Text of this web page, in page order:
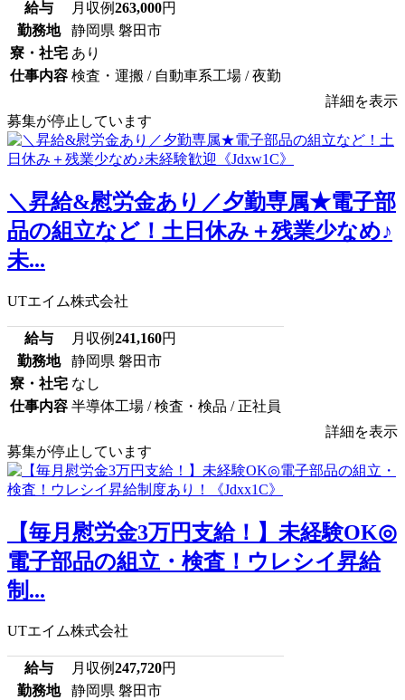
給与 月収例263,000円
勤務地
静岡県 磐田市
寮・社宅 あり
仕事内容 検査・運搬 / 自動車系工場 / 夜勤
詳細を表示
募集が停止しています
＼昇給&慰労金あり／夕勤専属★電子部
品の組立など！土日休み＋残業少なめ♪
未...
UTエイム株式会社
給与 月収例241,160円
勤務地
静岡県 磐田市
寮・社宅 なし
仕事内容 半導体工場 / 検査・検品 / 正社員
詳細を表示
募集が停止しています
【毎月慰労金3万円支給！】未経験OK◎
電子部品の組立・検査！ウレシイ昇給
制...
UTエイム株式会社
給与 月収例247,720円
勤務地
静岡県 磐田市